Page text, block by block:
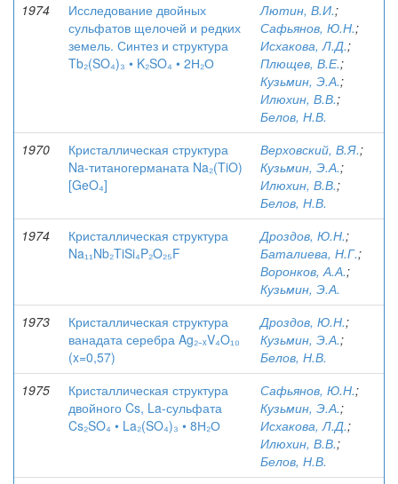
1974
Исследование двойных
сульфатов щелочей и редких
земель. Синтез и структура
Tb₂(SO₄)₃ • K₂SO₄ • 2Н₂О
Лютин, В.И.;
Сафьянов, Ю.Н.;
Исхакова, Л.Д.;
Плющев, В.Е.;
Кузьмин, Э.А.;
Илюхин, В.В.;
Белов, Н.В.
1970
Кристаллическая структура
Na-титаногерманата Na₂(TiO)
[GeO₄]
Верховский, В.Я.;
Кузьмин, Э.А.;
Илюхин, В.В.;
Белов, Н.В.
1974
Кристаллическая структура
Na₁₁Nb₂TiSi₄P₂O₂₅F
Дроздов, Ю.Н.;
Баталиева, Н.Г.;
Воронков, А.А.;
Кузьмин, Э.А.
1973
Кристаллическая структура
ванадата серебра Ag₂₋ₓV₄O₁₀
(x=0,57)
Дроздов, Ю.Н.;
Кузьмин, Э.А.;
Белов, Н.В.
1975
Кристаллическая структура
двойного Cs, La-сульфата
Cs₂SO₄ • La₂(SO₄)₃ • 8Н₂О
Сафьянов, Ю.Н.;
Кузьмин, Э.А.;
Исхакова, Л.Д.;
Илюхин, В.В.;
Белов, Н.В.